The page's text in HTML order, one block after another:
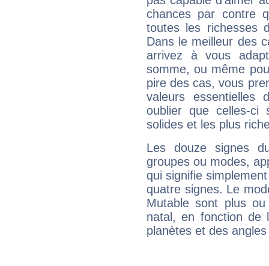
chances par contre
toutes les richesses
Dans le meilleur des
arrivez à vous
somme, ou même
pire des cas, vous
valeurs
oublier que celles-
solides et les plus
Les douze signes
groupes ou modes,
qui signifie
quatre signes. Le
Mutable sont plus
natal, en fonction de
planètes et des